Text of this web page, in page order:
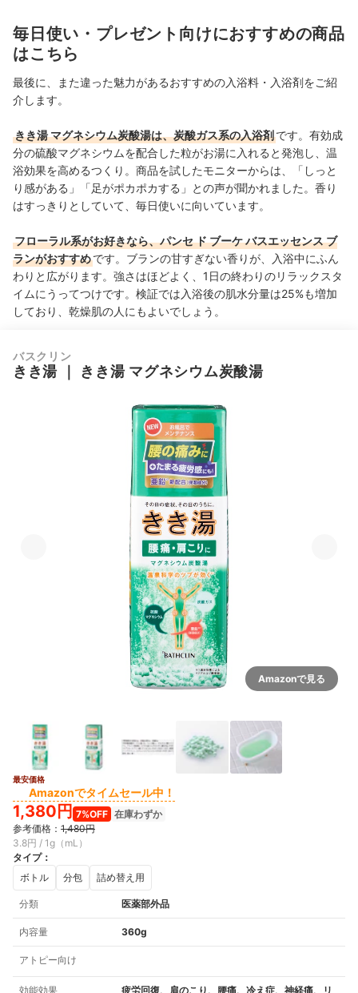
毎日使い・プレゼント向けにおすすめの商品
はこちら
最後に、また違った魅力があるおすすめの入浴料・入浴剤をご紹
介します。
きき湯 マグネシウム炭酸湯は、炭酸ガス系の入浴剤です。有効成
分の硫酸マグネシウムを配合した粒がお湯に入れると発泡し、温
浴効果を高めるつくり。商品を試したモニターからは、「しっと
り感がある」「足がポカポカする」との声が聞かれました。香り
はすっきりとしていて、毎日使いに向いています。
フローラル系がお好きなら、パンセ ド ブーケ バスエッセンス ブ
ランがおすすめです。ブランの甘すぎない香りが、入浴中にふん
わりと広がります。強さはほどよく、1日の終わりのリラックスタ
イムにうってつけです。検証では入浴後の肌水分量は25%も増加
しており、乾燥肌の人にもよいでしょう。
バスクリン
きき湯 きき湯 マグネシウム炭酸湯
Amazonで見る
最安価格
Amazonでタイムセール中！
1,380円 7%OFF 在庫わずか
参考価格： 1,480円
3.8円 / 1g（mL）
タイプ：
ボトル
分包 詰め替え用
分類 医薬部外品
内容量 360g
アトピー向け
効能効果 疲労回復、肩のこり、腰痛、冷え症、神経痛、リ